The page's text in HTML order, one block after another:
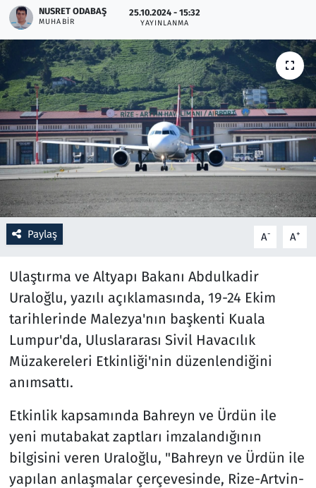
NUSRET ODABAŞ
MUHABIR
25.10.2024 - 15:32
YAYINLANMA
Paylaş A- A+
Ulaştırma ve Altyapı Bakanı Abdulkadir
Uraloğlu, yazılı açıklamasında, 19-24 Ekim
tarihlerinde Malezya'nın başkenti Kuala
Lumpur'da, Uluslararası Sivil Havacılık
Müzakereleri Etkinliği'nin düzenlendiğini
anımsattı.
Etkinlik kapsamında Bahreyn ve Ürdün ile
yeni mutabakat zaptları imzalandığının
bilgisini veren Uraloğlu, "Bahreyn ve Ürdün ile
yapılan anlaşmalar çerçevesinde, Rize-Artvin-
Otomobil
Oyun
Ramazan
Resmi İlanlar
Rüya Tabirleri
Sağlık
Savunma Sanayi
Spor
Teknoloji ve Bilim
Televizyon